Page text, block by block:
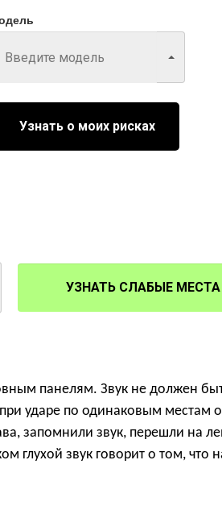
Узнать о моих рисках
УЗНАТЬ СЛАБЫЕ МЕСТА
панелям. Звук не должен
ударе по одинаковым местам
запомнили звук, перешли на
глухой звук говорит о том, что